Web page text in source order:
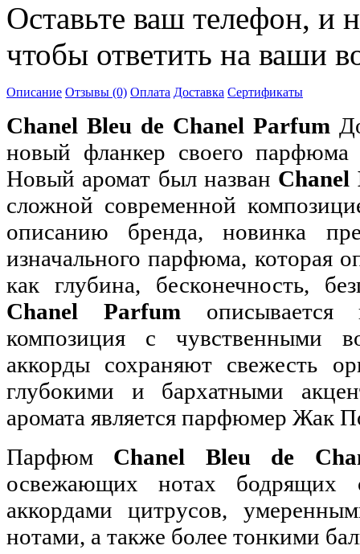
Оставьте ваш телефон, и
чтобы ответить на ваши
Описание Отзывы (0) Оплата Доставка Сертификаты
Chanel Bleu de Chanel Parfum
новый фланкер своего
Новый аромат был назван Chanel
сложной современной
описанию бренда, новинка
изначального парфюма, которая
как глубина, бесконечность,
Chanel Parfumописывается
композиция с чувственными
аккорды сохраняют свежесть
глубокими и бархатными
аромата является парфюмер Жак
Парфюм Chanel Bleu de
освежающих нотах бодрящих
аккордами цитрусов,
нотами, а также более тонкими